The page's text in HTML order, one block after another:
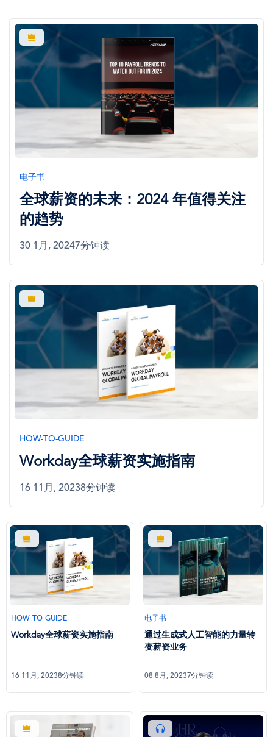
图
像
电子书
全球薪资的未来：2024 年值得关注
的趋势
30 1月, 20247分钟读
图
像
HOW-TO-GUIDE
Workday全球薪资实施指南
16 11月, 20238分钟读
HOW-TO-GUIDE
Workday全球薪资实施指南
16 11月, 20238分钟读
电子书
通过生成式人工智能的力量转
变薪资业务
08 8月, 20237分钟读